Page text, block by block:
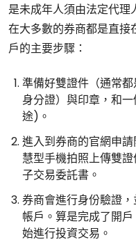
是未成年人須由法定代
在大多數的券商都是直接
戶的主要步驟：
準備好雙證件（通常
身分證）與印章，和
途)。
進入到券商的官網申
慧型手機拍照上傳雙
子交易委託書。
券商會進行身份驗證
帳戶。算是完成了開
始進行投資交易。